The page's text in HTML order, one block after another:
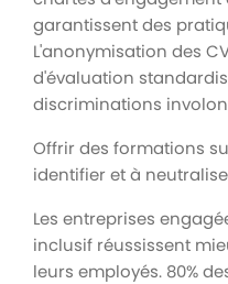
garantissent des
L'anonymisation des
d'évaluation
discriminations
Offrir des formations
identifier et à
Les entreprises
inclusif réussissent
leurs employés. 80%